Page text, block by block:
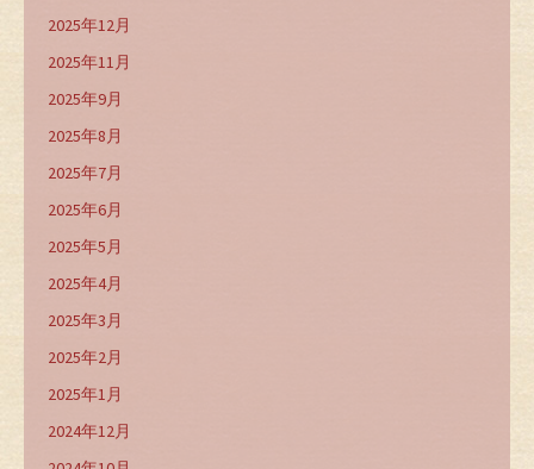
2025年12月
2025年11月
2025年9月
2025年8月
2025年7月
2025年6月
2025年5月
2025年4月
2025年3月
2025年2月
2025年1月
2024年12月